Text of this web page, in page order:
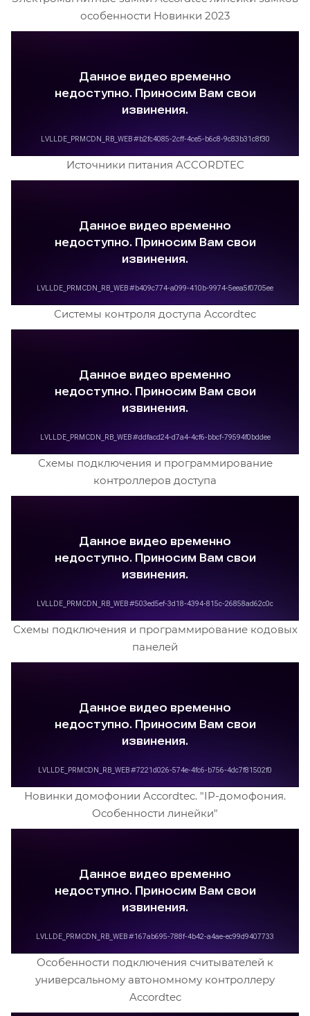
особенности Новинки 2023
Источники питания ACCORDTEC
Системы контроля доступа Accordtec
Схемы подключения и программирование
контроллеров доступа
Схемы подключения и программирование кодовых
панелей
Новинки домофонии Accordtec. "IP-домофония.
Особенности линейки"
Особенности подключения считывателей к
универсальному автономному контроллеру
Accordtec